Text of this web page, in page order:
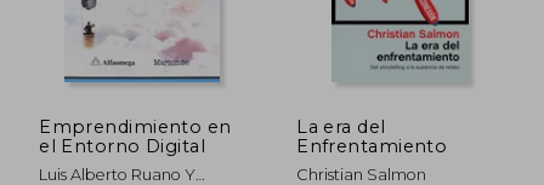
Emprendimiento en
el Entorno Digital
Luis Alberto Ruano Y
La era del
Enfrentamiento
Christian Salmon